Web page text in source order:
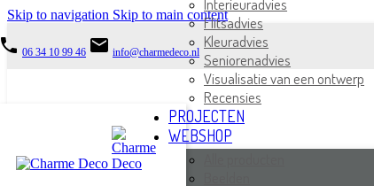
Skip to navigation Skip to main content
06 34 10 99 46 email info@charmedeco.nl
Interieuradvies
Flitsadvies
Kleuradvies
Seniorenadvies
Visualisatie van een ontwerp
Recensies
PROJECTEN
WEBSHOP